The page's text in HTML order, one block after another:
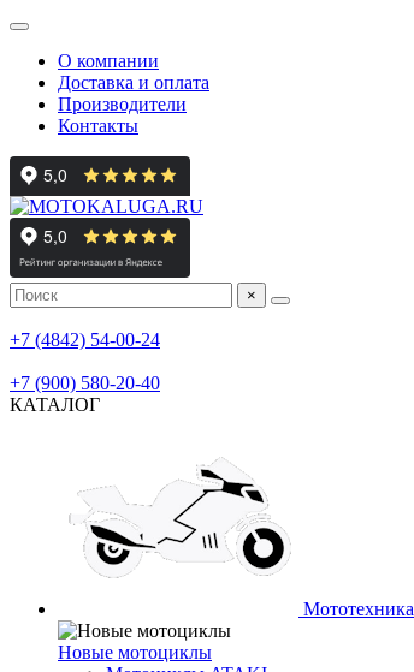
О компании
Доставка и оплата
Производители
Контакты
×
+7 (4842) 54-00-24
+7 (900) 580-20-40
КАТАЛОГ
Мототехника
Новые мотоциклы